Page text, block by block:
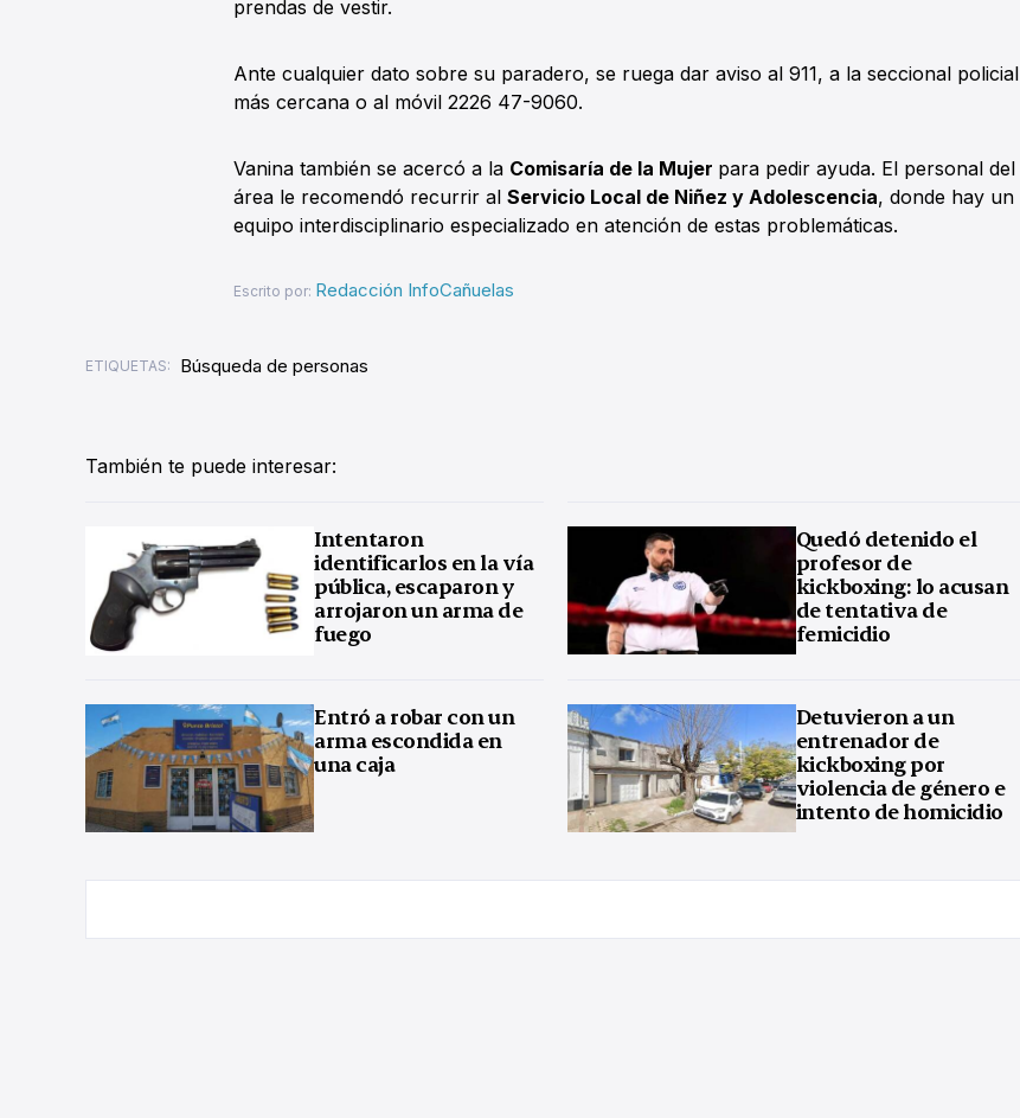
prendas de vestir.
Ante cualquier dato sobre su paradero, se ruega dar aviso al 911, a la seccional policial
más cercana o al móvil 2226 47-9060.
Vanina también se acercó a la Comisaría de la Mujer para pedir ayuda. El personal del
área le recomendó recurrir al Servicio Local de Niñez y Adolescencia, donde hay un
equipo interdisciplinario especializado en atención de estas problemáticas.
Escrito por: Redacción InfoCañuelas
ETIQUETAS: Búsqueda de personas
También te puede interesar:
Intentaron
identificarlos en la vía
pública, escaparon y
arrojaron un arma de
fuego
Quedó detenido el
profesor de
kickboxing: lo acusan
de tentativa de
femicidio
Entró a robar con un
arma escondida en
una caja
Detuvieron a un
entrenador de
kickboxing por
violencia de género e
intento de homicidio